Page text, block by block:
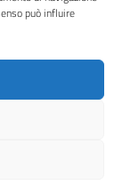
può influire
Designers Italia